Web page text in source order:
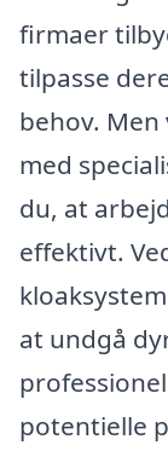
firmaer
tilpasse
behov.
med
du, at
effektivt.
at undgå
potentielle